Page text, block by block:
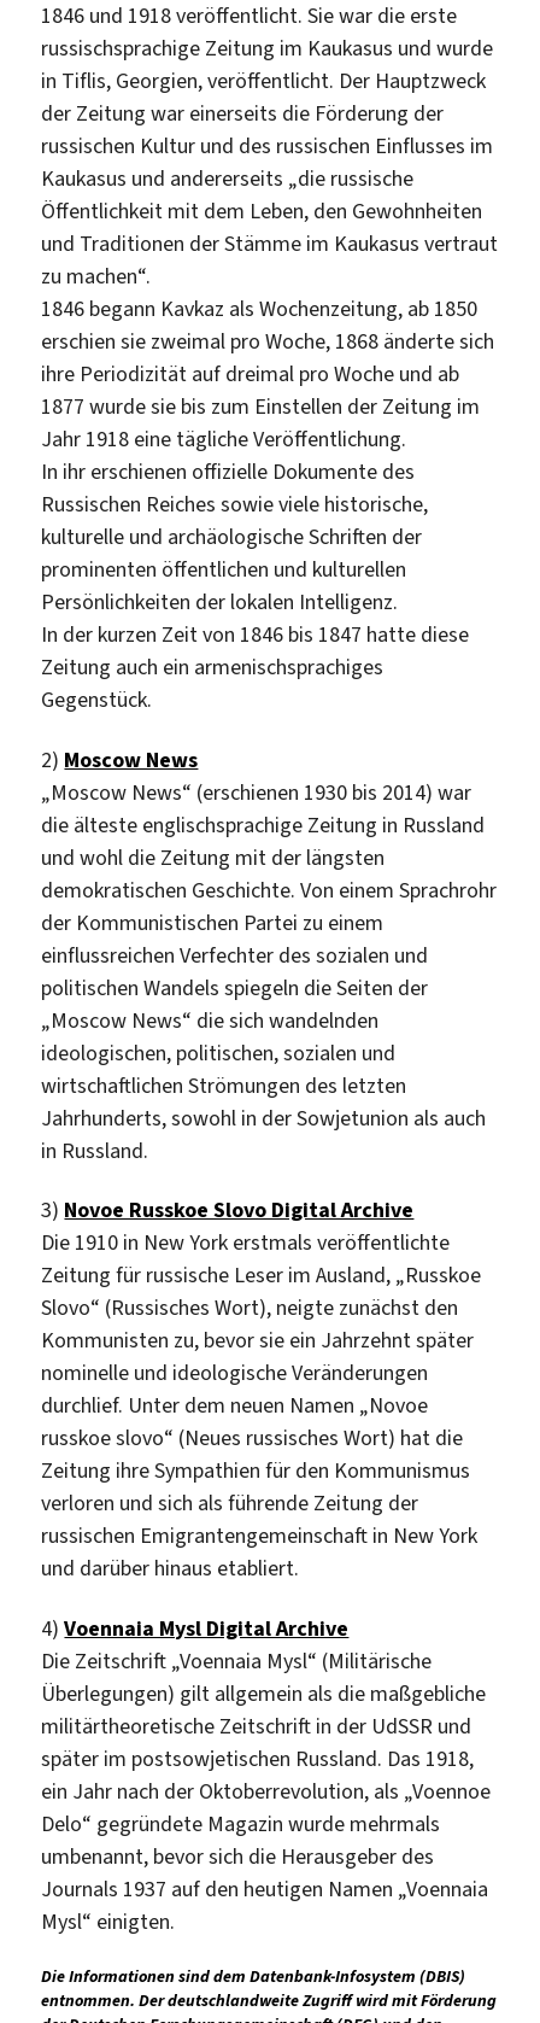
1846 und 1918 veröffentlicht. Sie war die erste
russischsprachige Zeitung im Kaukasus und wurde
in Tiflis, Georgien, veröffentlicht. Der Hauptzweck
der Zeitung war einerseits die Förderung der
russischen Kultur und des russischen Einflusses im
Kaukasus und andererseits „die russische
Öffentlichkeit mit dem Leben, den Gewohnheiten
und Traditionen der Stämme im Kaukasus vertraut
zu machen“.
1846 begann Kavkaz als Wochenzeitung, ab 1850
erschien sie zweimal pro Woche, 1868 änderte sich
ihre Periodizität auf dreimal pro Woche und ab
1877 wurde sie bis zum Einstellen der Zeitung im
Jahr 1918 eine tägliche Veröffentlichung.
In ihr erschienen offizielle Dokumente des
Russischen Reiches sowie viele historische,
kulturelle und archäologische Schriften der
prominenten öffentlichen und kulturellen
Persönlichkeiten der lokalen Intelligenz.
In der kurzen Zeit von 1846 bis 1847 hatte diese
Zeitung auch ein armenischsprachiges
Gegenstück.
2) Moscow News
„Moscow News“ (erschienen 1930 bis 2014) war
die älteste englischsprachige Zeitung in Russland
und wohl die Zeitung mit der längsten
demokratischen Geschichte. Von einem Sprachrohr
der Kommunistischen Partei zu einem
einflussreichen Verfechter des sozialen und
politischen Wandels spiegeln die Seiten der
„Moscow News“ die sich wandelnden
ideologischen, politischen, sozialen und
wirtschaftlichen Strömungen des letzten
Jahrhunderts, sowohl in der Sowjetunion als auch
in Russland.
3) Novoe Russkoe Slovo Digital Archive
Die 1910 in New York erstmals veröffentlichte
Zeitung für russische Leser im Ausland, „Russkoe
Slovo“ (Russisches Wort), neigte zunächst den
Kommunisten zu, bevor sie ein Jahrzehnt später
nominelle und ideologische Veränderungen
durchlief. Unter dem neuen Namen „Novoe
russkoe slovo“ (Neues russisches Wort) hat die
Zeitung ihre Sympathien für den Kommunismus
verloren und sich als führende Zeitung der
russischen Emigrantengemeinschaft in New York
und darüber hinaus etabliert.
4)Voennaia Mysl Digital Archive
Die Zeitschrift „Voennaia Mysl“ (Militärische
Überlegungen) gilt allgemein als die maßgebliche
militärtheoretische Zeitschrift in der UdSSR und
später im postsowjetischen Russland. Das 1918,
ein Jahr nach der Oktoberrevolution, als „Voennoe
Delo“ gegründete Magazin wurde mehrmals
umbenannt, bevor sich die Herausgeber des
Journals 1937 auf den heutigen Namen „Voennaia
Mysl“ einigten.
Die Informationen sind dem Datenbank-Infosystem (DBIS)
entnommen. Der deutschlandweite Zugriff wird mit Förderung